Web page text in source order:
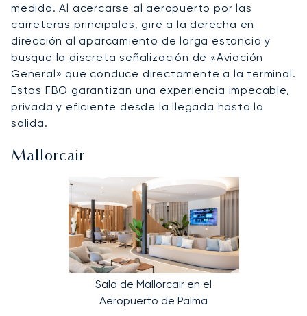
medida. Al acercarse al aeropuerto por las
carreteras principales, gire a la derecha en
dirección al aparcamiento de larga estancia y
busque la discreta señalización de «Aviación
General» que conduce directamente a la terminal.
Estos FBO garantizan una experiencia impecable,
privada y eficiente desde la llegada hasta la
salida.
Mallorcair
Sala de Mallorcair en el
Aeropuerto de Palma